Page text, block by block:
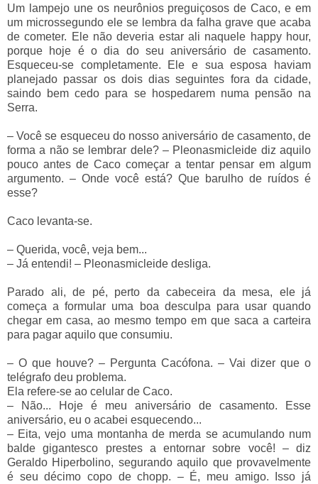
Um lampejo une os neurônios preguiçosos de Caco, e em
um microssegundo ele se lembra da falha grave que acaba
de cometer. Ele não deveria estar ali naquele happy hour,
porque hoje é o dia do seu aniversário de casamento.
Esqueceu-se completamente. Ele e sua esposa haviam
planejado passar os dois dias seguintes fora da cidade,
saindo bem cedo para se hospedarem numa pensão na
Serra.
– Você se esqueceu do nosso aniversário de casamento, de
forma a não se lembrar dele? – Pleonasmicleide diz aquilo
pouco antes de Caco começar a tentar pensar em algum
argumento. – Onde você está? Que barulho de ruídos é
esse?
Caco levanta-se.
– Querida, você, veja bem...
– Já entendi! – Pleonasmicleide desliga.
Parado ali, de pé, perto da cabeceira da mesa, ele já
começa a formular uma boa desculpa para usar quando
chegar em casa, ao mesmo tempo em que saca a carteira
para pagar aquilo que consumiu.
– O que houve? – Pergunta Cacófona. – Vai dizer que o
telégrafo deu problema.
Ela refere-se ao celular de Caco.
– Não... Hoje é meu aniversário de casamento. Esse
aniversário, eu o acabei esquecendo...
– Eita, vejo uma montanha de merda se acumulando num
balde gigantesco prestes a entornar sobre você! –diz
Geraldo Hiperbolino, segurando aquilo que provavelmente
é seu décimo copo de chopp. –É, meu amigo. Isso já